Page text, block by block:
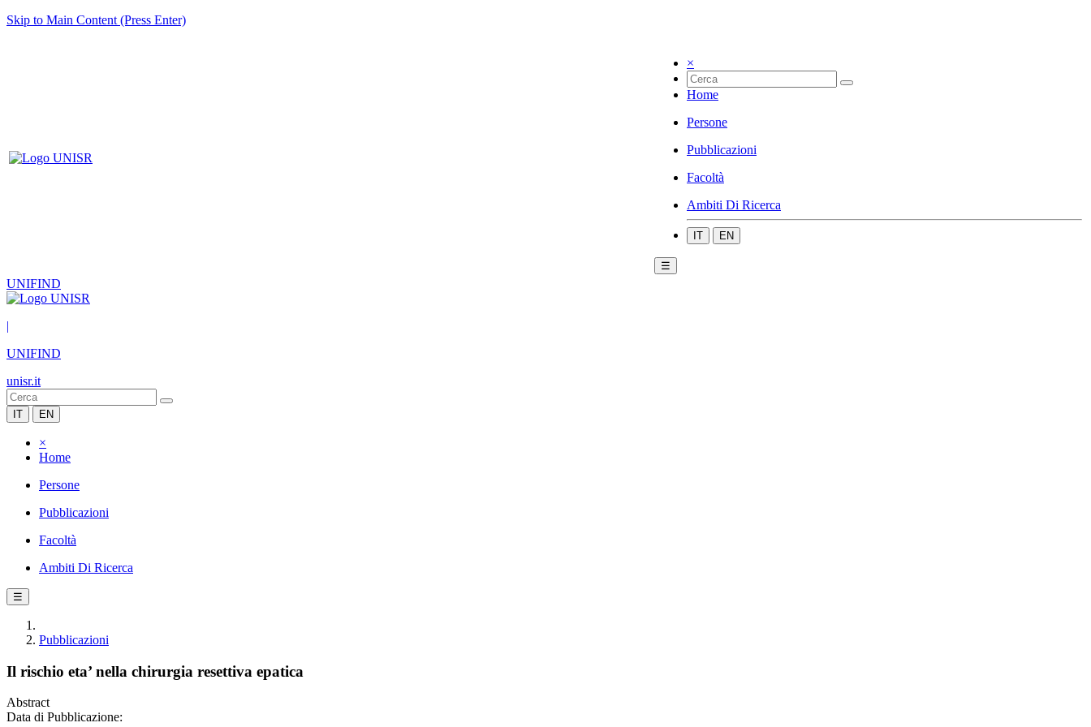
Skip to Main Content (Press Enter)
×
Home
Persone
Pubblicazioni
Facoltà
Ambiti Di Ricerca
IT EN
☰
UNIFIND
|
UNIFIND
unisr.it
IT EN
×
Home
Persone
Pubblicazioni
Facoltà
Ambiti Di Ricerca
☰
Pubblicazioni
Il rischio eta’ nella chirurgia resettiva epatica
Abstract
Data di Pubblicazione: